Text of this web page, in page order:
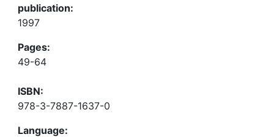
publication:
1997
Pages:
49-64
ISBN:
978-3-7887-1637-0
Language: